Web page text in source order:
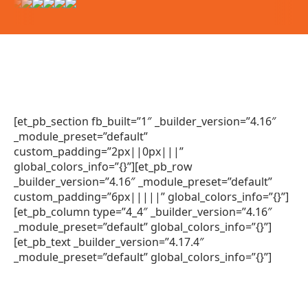
[et_pb_section fb_built=”1″ _builder_version=”4.16″
_module_preset=”default”
custom_padding=”2px||0px|||”
global_colors_info=”{}”][et_pb_row
_builder_version=”4.16″ _module_preset=”default”
custom_padding=”6px|||||” global_colors_info=”{}”]
[et_pb_column type=”4_4″ _builder_version=”4.16″
_module_preset=”default” global_colors_info=”{}”]
[et_pb_text _builder_version=”4.17.4″
_module_preset=”default” global_colors_info=”{}”]